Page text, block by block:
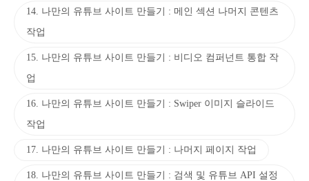
14. 나만의 유튜브 사이트 만들기 : 메인 섹션 나머지 콘텐츠
작업
15. 나만의 유튜브 사이트 만들기 : 비디오 컴퍼넌트 통합 작
업
16. 나만의 유튜브 사이트 만들기 : Swiper 이미지 슬라이드
작업
17. 나만의 유튜브 사이트 만들기 : 나머지 페이지 작업
18. 나만의 유튜브 사이트 만들기 : 검색 및 유튜브 API 설정